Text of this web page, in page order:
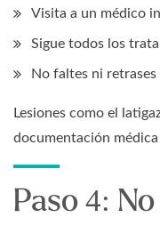
Visita a un médico
Sigue todos los
No faltes ni
Lesiones como el
documentación
Paso 4: